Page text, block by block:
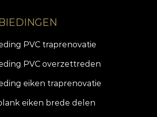
PVC traprenovatie
PVC overzettreden
eiken traprenovatie
eiken brede delen